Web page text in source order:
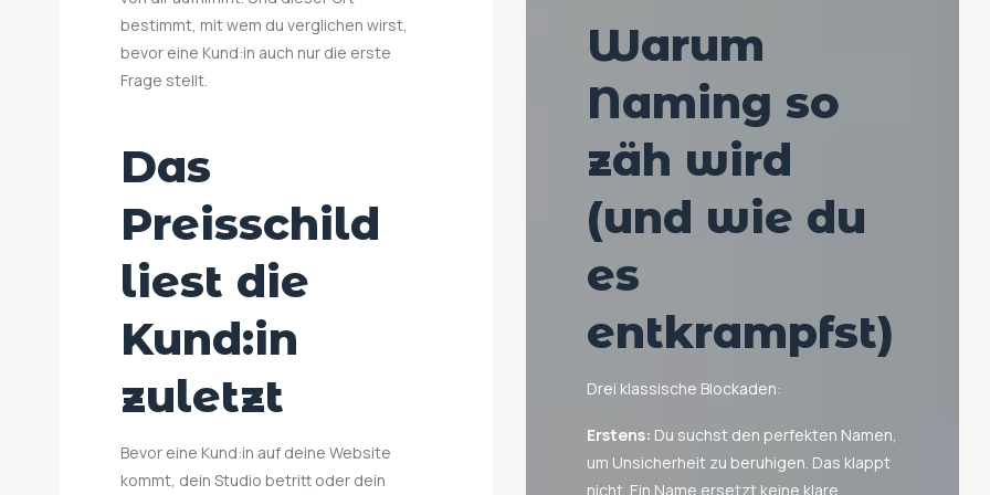
bestimmt, mit wem du verglichen wirst,
bevor eine Kund:in auch nur die erste
Frage stellt.
Das
Preisschild
liest die
Kund:in
zuletzt
Bevor eine Kund:in auf deine Website
kommt, dein Studio betritt oder dein
Warum
Naming so
zäh wird
(und wie du
es
entkrampfst)
Drei klassische Blockaden:
Erstens: Du suchst den perfekten Namen,
um Unsicherheit zu beruhigen. Das klappt
nicht. Ein Name ersetzt keine klare